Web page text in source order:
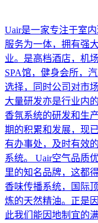
Uair是一家专注于室
服务为一体，拥有强
业。是高档酒店，机
SPA馆，健身会所，
选择，同时公司对市
大量研发亦是行业内
香氛系统的研发和生
期的积累和发展，现
有办事处，及时有效
系统。 Uair空气品质
里的知名品牌，这都
香味传播系统，国际
炼的天然精油。正是
此我们能因地制宜的